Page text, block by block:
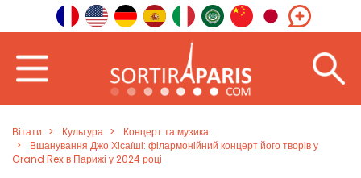
Вітати Культура
Концерт та музика
Вшанування Джо Хісаїші: філармонійний концерт його творів у
Grand Rex в Парижі у 2024 році